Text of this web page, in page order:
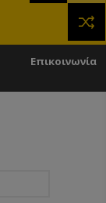
Επικοινωνία